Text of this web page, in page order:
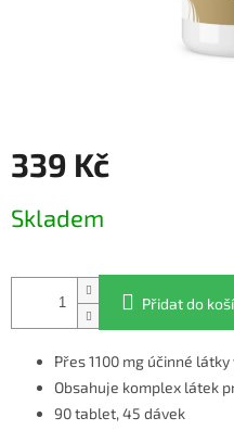
339 Kč
cena:
Skladem
Přidat do
Přes 1100 mg účinné
Obsahuje komplex látek
90 tablet, 45 dávek